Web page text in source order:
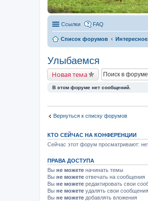
Ссылки FAQ
Список форумов
Улыбаемся
Новая тема
В этом форуме нет сообщений.
Вернуться к списку форумов
КТО СЕЙЧАС НА КОНФЕРЕНЦИИ
Сейчас этот форум просматривают:
ПРАВА ДОСТУПА
Вы не можете начинать темы
Вы не можете отвечать на сообщения
Вы не можете редактировать свои
Вы не можете удалять свои сообщения
Вы не можете добавлять вложения